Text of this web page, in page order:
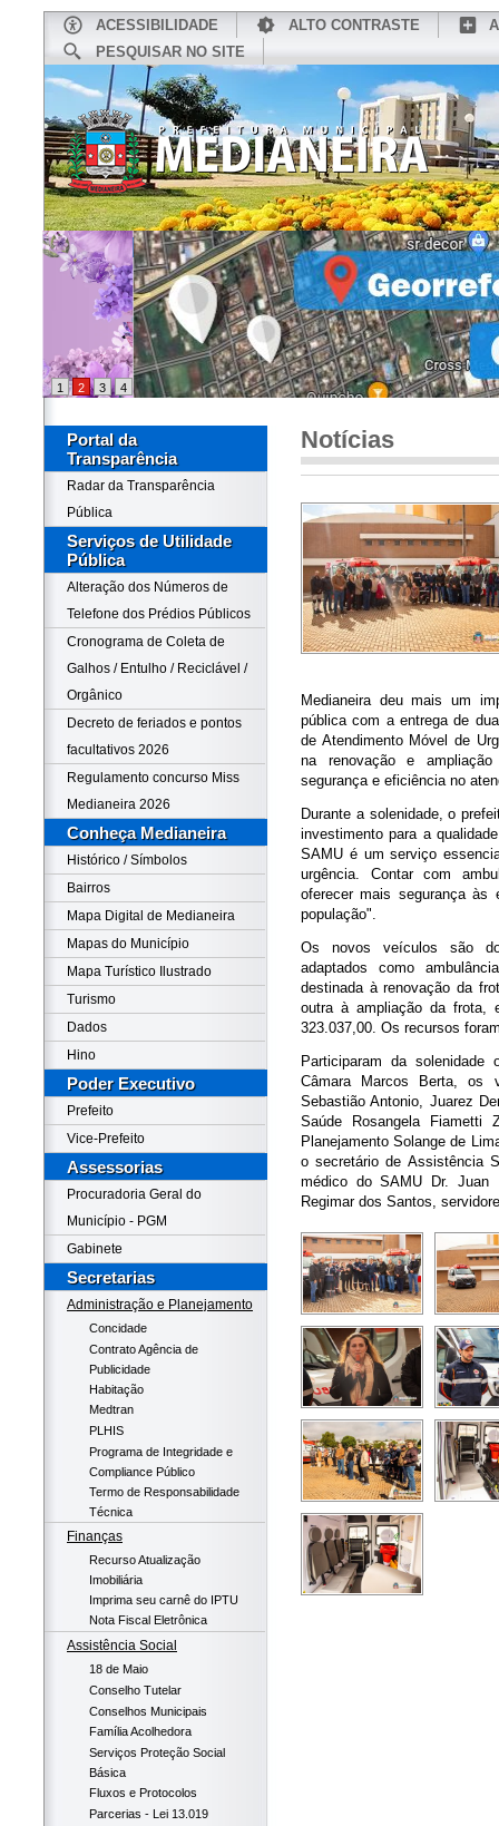
ACESSIBILIDADE ALTO CONTRASTE
PESQUISAR NO SITE
INÍCIO CONHEÇA MEDIANEIRA
1 2 3 4
Portal da
Transparência
Radar da Transparência
Pública
Serviços de Utilidade
Pública
Alteração dos Números de
Telefone dos Prédios Públicos
Cronograma de Coleta de
Galhos / Entulho / Reciclável /
Orgânico
Decreto de feriados e pontos
facultativos 2026
Regulamento concurso Miss
Medianeira 2026
Conheça Medianeira
Histórico / Símbolos
Bairros
Mapa Digital de Medianeira
Mapas do Município
Mapa Turístico Ilustrado
Turismo
Dados
Hino
Poder Executivo
Prefeito
Vice-Prefeito
Assessorias
Procuradoria Geral do
Município - PGM
Gabinete
Secretarias
Administração e Planejamento
Concidade
Contrato Agência de
Publicidade
Habitação
Medtran
PLHIS
Programa de Integridade e
Compliance Público
Termo de Responsabilidade
Técnica
Finanças
Recurso Atualização
Imobiliária
Imprima seu carnê do IPTU
Nota Fiscal Eletrônica
Assistência Social
18 de Maio
Conselho Tutelar
Conselhos Municipais
Família Acolhedora
Serviços Proteção Social
Básica
Fluxos e Protocolos
Parcerias - Lei 13.019
Notícias
Medianeira deu mais um
pública com a entrega de
de Atendimento Móvel de
na renovação e
segurança e eficiência no
Durante a solenidade, o
investimento para a
SAMU é um serviço
urgência. Contar com
oferecer mais segurança às
população".
Os novos veículos são
adaptados como
destinada à renovação da
outra à ampliação da frota,
323.037,00. Os recursos
Participaram da
Câmara Marcos Berta, os
Sebastião Antonio, Juarez
Saúde Rosangela Fiametti
Planejamento Solange de
o secretário de Assistência
médico do SAMU Dr. Juan
Regimar dos Santos,